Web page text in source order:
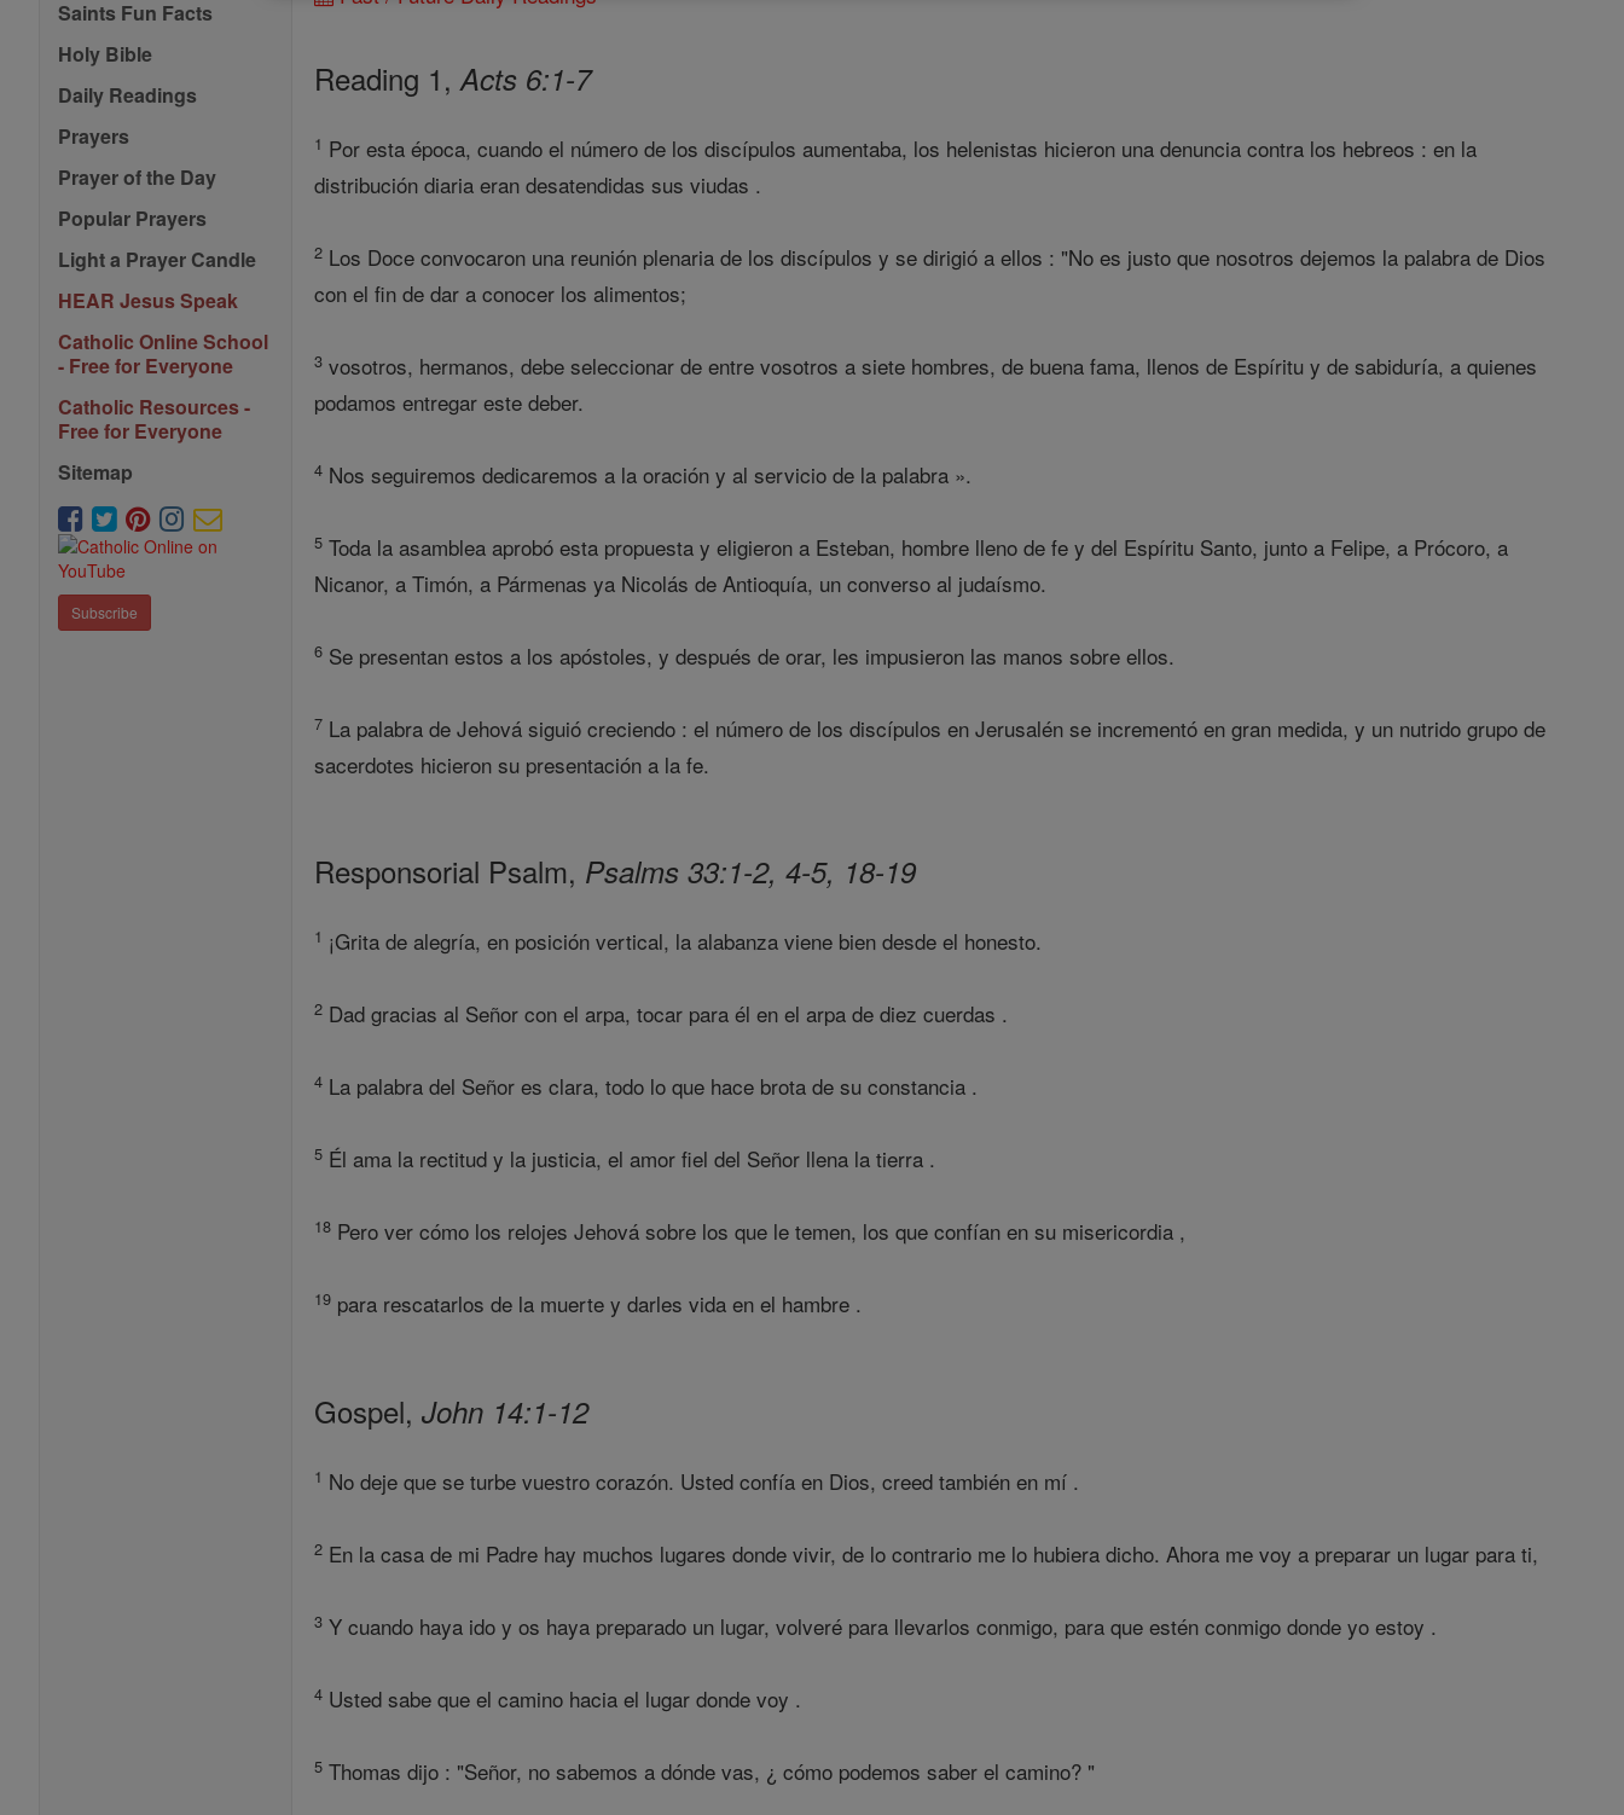
Saints Fun Facts
Holy Bible
Daily Readings
Prayers
Prayer of the Day
Popular Prayers
Light a Prayer Candle
HEAR Jesus Speak
Catholic Online School
- Free for Everyone
Catholic Resources -
Free for Everyone
Sitemap
Subscribe
Reading 1,Acts 6:1-7
1 Por esta época, cuando el número de los discípulos aumentaba, los helenistas hicieron una denuncia contra los hebreos : en la
distribución diaria eran desatendidas sus viudas .
2 Los Doce convocaron una reunión plenaria de los discípulos y se dirigió a ellos : "No es justo que nosotros dejemos la palabra de Dios
con el fin de dar a conocer los alimentos;
3 vosotros, hermanos, debe seleccionar de entre vosotros a siete hombres, de buena fama, llenos de Espíritu y de sabiduría, a quienes
podamos entregar este deber.
4 Nos seguiremos dedicaremos a la oración y al servicio de la palabra ».
5 Toda la asamblea aprobó esta propuesta y eligieron a Esteban, hombre lleno de fe y del Espíritu Santo, junto a Felipe, a Prócoro, a
Nicanor, a Timón, a Pármenas ya Nicolás de Antioquía, un converso al judaísmo.
6 Se presentan estos a los apóstoles, y después de orar, les impusieron las manos sobre ellos.
7 La palabra de Jehová siguió creciendo : el número de los discípulos en Jerusalén se incrementó en gran medida, y un nutrido grupo de
sacerdotes hicieron su presentación a la fe.
Responsorial Psalm, Psalms 33:1-2, 4-5, 18-19
1 ¡Grita de alegría, en posición vertical, la alabanza viene bien desde el honesto.
2 Dad gracias al Señor con el arpa, tocar para él en el arpa de diez cuerdas .
4 La palabra del Señor es clara, todo lo que hace brota de su constancia .
5 Él ama la rectitud y la justicia, el amor fiel del Señor llena la tierra .
18 Pero ver cómo los relojes Jehová sobre los que le temen, los que confían en su misericordia ,
19 para rescatarlos de la muerte y darles vida en el hambre .
Gospel,John 14:1-12
1 No deje que se turbe vuestro corazón. Usted confía en Dios, creed también en mí .
2 En la casa de mi Padre hay muchos lugares donde vivir, de lo contrario me lo hubiera dicho. Ahora me voy a preparar un lugar para ti,
3 Y cuando haya ido y os haya preparado un lugar, volveré para llevarlos conmigo, para que estén conmigo donde yo estoy .
4 Usted sabe que el camino hacia el lugar donde voy .
5 Thomas dijo : "Señor, no sabemos a dónde vas, ¿ cómo podemos saber el camino? "